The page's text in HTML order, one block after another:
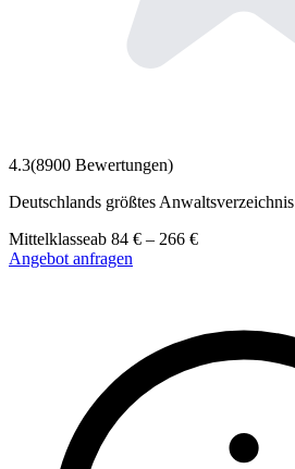
4.3(8900 Bewertungen)
Deutschlands größtes Anwaltsverzeichnis
Mittelklasseab 84 € – 266 €
Angebot anfragen